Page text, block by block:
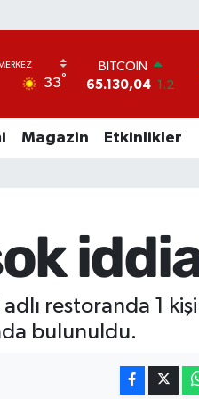
33°
65.130,04
1.2
DOLAR
EURO
55,1652
0.27
13.773 -19
Magazin Etkinlikler
restoranda 1
bulunuldu.